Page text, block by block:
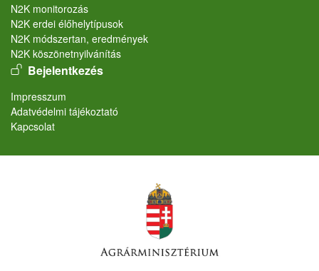
N2K monitorozás
N2K erdei élőhelytípusok
N2K módszertan, eredmények
N2K köszönetnyilvánítás
User account menu
Bejelentkezés
Lábléc
Impresszum
Adatvédelmi tájékoztató
Kapcsolat